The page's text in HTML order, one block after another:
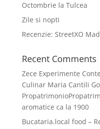
Octombrie la Tulcea
Zile si nopti
Recenzie: StreetXO
Recent Comments
Zece Experimente
Culinar Maria Cantili
aromatice ca la 1900
Bucataria.local food –